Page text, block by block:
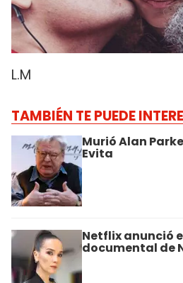
L.M
TAMBIÉN TE PUEDE
Murió Alan
Evita
Netflix anunció
documental de